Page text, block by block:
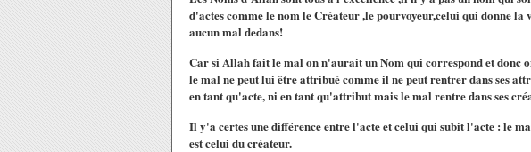
d'actes comme le nom le Créateur ,le pourvoyeur,celui qui donne
aucun mal dedans!
Car si Allah fait le mal on n'aurait un Nom qui correspond et donc
le mal ne peut lui être attribué comme il ne peut rentrer dans ses
en tant qu'acte, ni en tant qu'attribut mais le mal rentre dans ses
Il y'a certes une différence entre l'acte et celui qui subit l'acte : le
est celui du créateur.